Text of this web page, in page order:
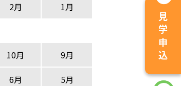
2月
1月
10月
9月
6月
5月